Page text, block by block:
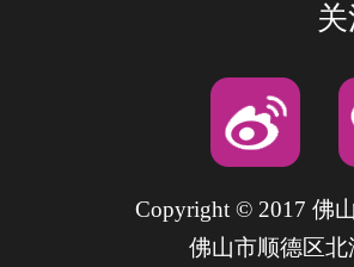
Copyright © 2017 佛
佛山市顺德区